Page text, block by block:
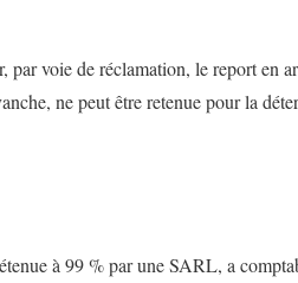
par voie de réclamation, le report en
ne peut être retenue pour la
à 99 % par une SARL, a